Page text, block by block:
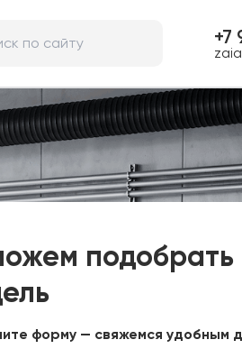
+7
форму — свяжемся удобным